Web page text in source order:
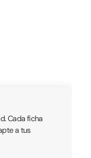
Cada ficha
a tus